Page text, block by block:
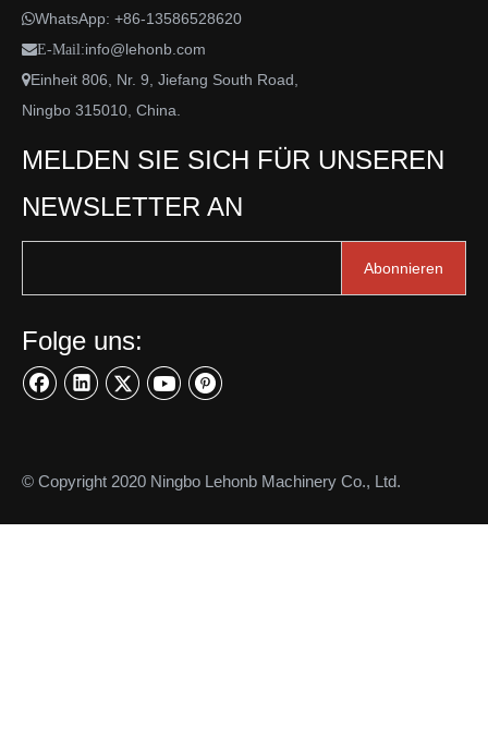
WhatsApp: +86-13586528620
E-Mail:info@lehonb.com
Einheit 806, Nr. 9, Jiefang South Road,
Ningbo 315010, China.
MELDEN SIE SICH FÜR UNSEREN
NEWSLETTER AN
Abonnieren
Folge uns:
© Copyright 2020 Ningbo Lehonb Machinery Co., Ltd.